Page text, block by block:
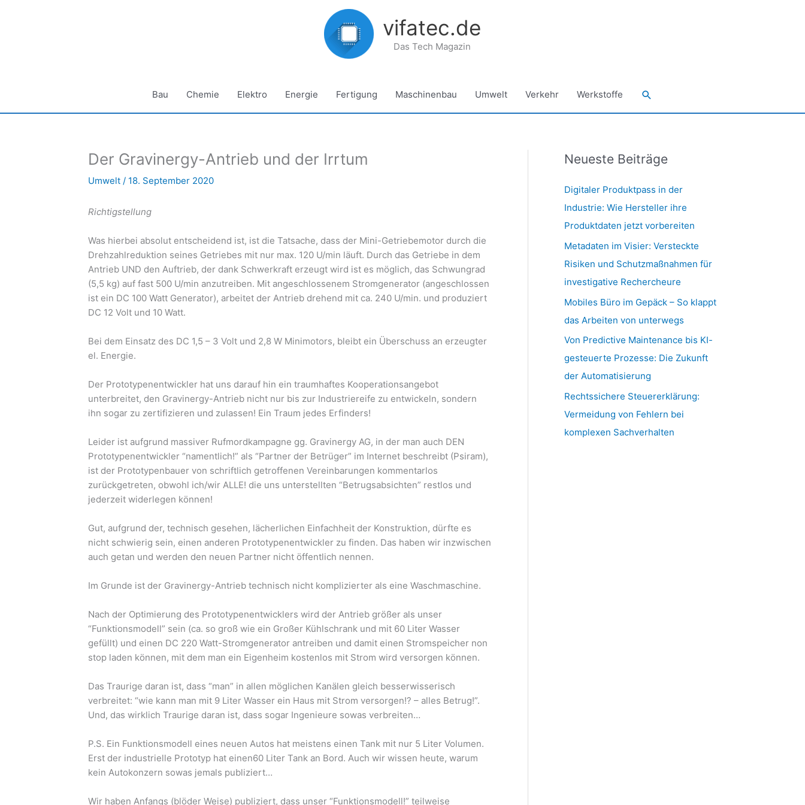
vifatec.de
Das Tech Magazin
Bau Chemie Elektro Energie Fertigung Maschinenbau Umwelt Verkehr Werkstoffe Suchen
Der Gravinergy-Antrieb und der Irrtum
Umwelt / 18. September 2020
Richtigstellung
Was hierbei absolut entscheidend ist, ist die Tatsache, dass der Mini-Getriebemotor durch die
Drehzahlreduktion seines Getriebes mit nur max. 120 U/min läuft. Durch das Getriebe in dem
Antrieb UND den Auftrieb, der dank Schwerkraft erzeugt wird ist es möglich, das Schwungrad
(5,5 kg) auf fast 500 U/min anzutreiben. Mit angeschlossenem Stromgenerator (angeschlossen
ist ein DC 100 Watt Generator), arbeitet der Antrieb drehend mit ca. 240 U/min. und produziert
DC 12 Volt und 10 Watt.
Bei dem Einsatz des DC 1,5 – 3 Volt und 2,8 W Minimotors, bleibt ein Überschuss an erzeugter
el. Energie.
Der Prototypenentwickler hat uns darauf hin ein traumhaftes Kooperationsangebot
unterbreitet, den Gravinergy-Antrieb nicht nur bis zur Industriereife zu entwickeln, sondern
ihn sogar zu zertifizieren und zulassen! Ein Traum jedes Erfinders!
Leider ist aufgrund massiver Rufmordkampagne gg. Gravinergy AG, in der man auch DEN
Prototypenentwickler “namentlich!” als “Partner der Betrüger” im Internet beschreibt (Psiram),
ist der Prototypenbauer von schriftlich getroffenen Vereinbarungen kommentarlos
zurückgetreten, obwohl ich/wir ALLE! die uns unterstellten “Betrugsabsichten” restlos und
jederzeit widerlegen können!
Gut, aufgrund der, technisch gesehen, lächerlichen Einfachheit der Konstruktion, dürfte es
nicht schwierig sein, einen anderen Prototypenentwickler zu finden. Das haben wir inzwischen
auch getan und werden den neuen Partner nicht öffentlich nennen.
Im Grunde ist der Gravinergy-Antrieb technisch nicht komplizierter als eine Waschmaschine.
Nach der Optimierung des Prototypenentwicklers wird der Antrieb größer als unser
“Funktionsmodell” sein (ca. so groß wie ein Großer Kühlschrank und mit 60 Liter Wasser
gefüllt) und einen DC 220 Watt-Stromgenerator antreiben und damit einen Stromspeicher non
stop laden können, mit dem man ein Eigenheim kostenlos mit Strom wird versorgen können.
Das Traurige daran ist, dass “man” in allen möglichen Kanälen gleich besserwisserisch
verbreitet: “wie kann man mit 9 Liter Wasser ein Haus mit Strom versorgen!? – alles Betrug!”.
Und, das wirklich Traurige daran ist, dass sogar Ingenieure sowas verbreiten…
P.S. Ein Funktionsmodell eines neuen Autos hat meistens einen Tank mit nur 5 Liter Volumen.
Erst der industrielle Prototyp hat einen60 Liter Tank an Bord. Auch wir wissen heute, warum
kein Autokonzern sowas jemals publiziert…
Wir haben Anfangs (blöder Weise) publiziert, dass unser “Funktionsmodell!” teilweise
Neueste Beiträge
Digitaler Produktpass in der
Industrie: Wie Hersteller ihre
Produktdaten jetzt vorbereiten
Metadaten im Visier: Versteckte
Risiken und Schutzmaßnahmen für
investigative Rechercheure
Mobiles Büro im Gepäck – So klappt
das Arbeiten von unterwegs
Von Predictive Maintenance bis KI-
gesteuerte Prozesse: Die Zukunft
der Automatisierung
Rechtssichere Steuererklärung:
Vermeidung von Fehlern bei
komplexen Sachverhalten